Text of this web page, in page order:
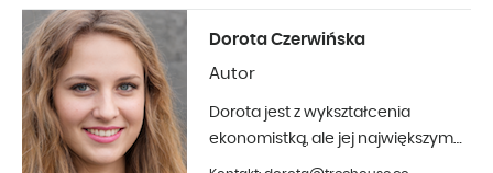
Dorota Czerwińska
Autor
Dorota jest z wykształcenia
ekonomistką, ale jej największym
hobby jest fotografia i aranżacja